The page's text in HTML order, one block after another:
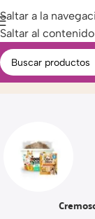
Saltar a la
Saltar al
SnacksInicio